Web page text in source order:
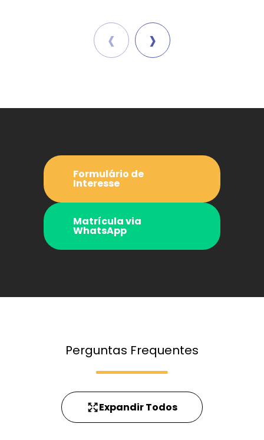
‹ ›
Formulário de
Interesse
Matrícula via
WhatsApp
Perguntas Frequentes
Expandir Todos